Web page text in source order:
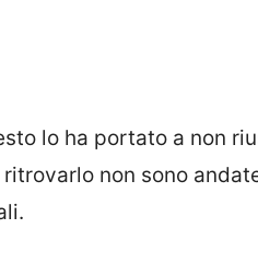
lo ha portato a non
ritrovarlo non sono